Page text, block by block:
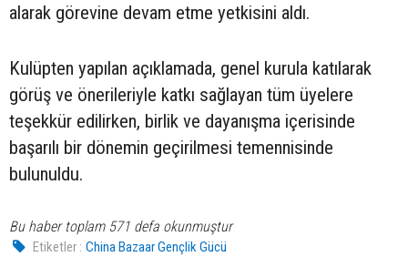
alarak görevine devam etme yetkisini aldı.
Kulüpten yapılan açıklamada, genel kurula katılarak
görüş ve önerileriyle katkı sağlayan tüm üyelere
teşekkür edilirken, birlik ve dayanışma içerisinde
başarılı bir dönemin geçirilmesi temennisinde
bulunuldu.
Bu haber toplam 571 defa okunmuştur
Etiketler : China Bazaar Gençlik Gücü